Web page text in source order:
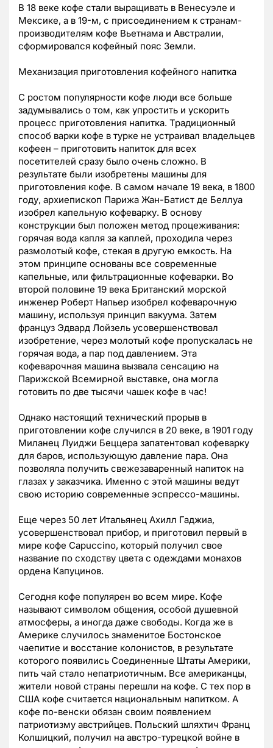
В 18 веке кофе стали выращивать в Венесуэле и
Мексике, а в 19-м, с присоединением к странам-
производителям кофе Вьетнама и Австралии,
сформировался кофейный пояс Земли.
Механизация приготовления кофейного напитка
С ростом популярности кофе люди все больше
задумывались о том, как упростить и ускорить
процесс приготовления напитка. Традиционный
способ варки кофе в турке не устраивал владельцев
кофеен – приготовить напиток для всех
посетителей сразу было очень сложно. В
результате были изобретены машины для
приготовления кофе. В самом начале 19 века, в 1800
году, архиепископ Парижа Жан-Батист де Беллуа
изобрел капельную кофеварку. В основу
конструкции был положен метод процеживания:
горячая вода капля за каплей, проходила через
размолотый кофе, стекая в другую емкость. На
этом принципе основаны все современные
капельные, или фильтрационные кофеварки. Во
второй половине 19 века Британский морской
инженер Роберт Напьер изобрел кофеварочную
машину, используя принцип вакуума. Затем
француз Эдвард Лойзель усовершенствовал
изобретение, через молотый кофе пропускалась не
горячая вода, а пар под давлением. Эта
кофеварочная машина вызвала сенсацию на
Парижской Всемирной выставке, она могла
готовить по две тысячи чашек кофе в час!
Однако настоящий технический прорыв в
приготовлении кофе случился в 20 веке, в 1901 году
Миланец Луиджи Беццера запатентовал кофеварку
для баров, использующую давление пара. Она
позволяла получить свежезаваренный напиток на
глазах у заказчика. Именно с этой машины ведут
свою историю современные эспрессо-машины.
Еще через 50 лет Итальянец Ахилл Гаджиа,
усовершенствовал прибор, и приготовил первый в
мире кофе Capuccino, который получил свое
название по сходству цвета с одеждами монахов
ордена Капуцинов.
Сегодня кофе популярен во всем мире. Кофе
называют символом общения, особой душевной
атмосферы, а иногда даже свободы. Когда же в
Америке случилось знаменитое Бостонское
чаепитие и восстание колонистов, в результате
которого появились Соединенные Штаты Америки,
пить чай стало непатриотичным. Все американцы,
жители новой страны перешли на кофе. С тех пор в
США кофе считается национальным напитком. А
кофе по-венски обязан своим появлением
патриотизму австрийцев. Польский шляхтич Франц
Колшицкий, получил на австро-турецкой войне в